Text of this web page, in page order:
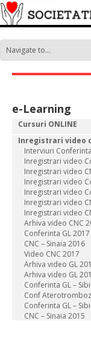
e-Learning
Cursuri ONLINE
Inregistrari video
Interviuri
Inregistrari video
Inregistrari video
Inregistrari video
Inregistrari video
Inregistrari video
Inregistrari video
Arhiva video CNC
Conferinta GL 2017
CNC – Sinaia 2016
Video CNC 2017
Arhiva video GL
Arhiva video GL
Conferinta GL –
Conf
Conferinta GL –
CNC – Sinaia 2015